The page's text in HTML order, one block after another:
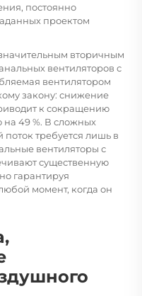
постоянно
проектом
вторичным
вентиляторов с
вентилятором
закону: снижение
к сокращению
49 %. В сложных
требуется лишь в
вентиляторы с
существенную
гарантируя
момент, когда он